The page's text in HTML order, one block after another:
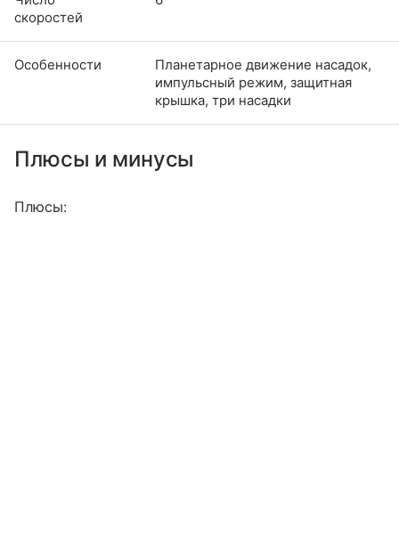
скоростей
Особенности
Планетарное движение насадок,
импульсный режим, защитная
крышка, три насадки
Плюсы и минусы
Плюсы: